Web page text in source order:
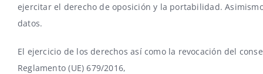
ejercitar el derecho de oposición y la portabilidad.
datos.
El ejercicio de los derechos así como la revocación del
Reglamento (UE) 679/2016,